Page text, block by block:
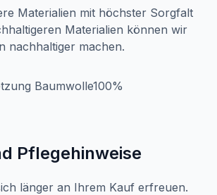
Materialien mit höchster Sorgfalt
Materialien können wir
nachhaltiger machen.
Baumwolle100%
Pflegehinweise
länger an Ihrem Kauf erfreuen.